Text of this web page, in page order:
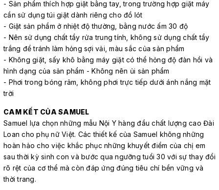
- Sản phẩm thích hợp giặt bằng tay, trong trường hợp giặt máy
cần sử dụng túi giặt dành riêng cho đồ lót
- Giặt sản phẩm ở nhiệt độ thường, bằng nước ấm 30 độ
- Nên sử dụng chất tẩy rửa trung tính, không sử dụng chất tẩy
trắng để tránh làm hỏng sợi vải, màu sắc của sản phẩm
- Không giặt, sấy khô bằng máy giặt có thể hỏng độ đàn hồi và
hình dạng của sản phẩm - Không nên ủi sản phẩm
- Phơi trong bóng râm, không phơi trực tiếp dưới ánh nắng mặt
trời
CAM KẾT CỦA SAMUEL
Samuel lựa chọn những mẫu Nội Y hàng đầu chất lượng cao Đài
Loan cho phụ nữ Việt. Các thiết kế của Samuel không những
hoàn hảo cho việc khắc phục những khuyết điểm của chị em
sau thời kỳ sinh con và bước qua ngưỡng tuổi 30 với sự thay đổi
rõ rệt của cơ thể mà còn đáp ứng đúng tiêu chí bền vững và
thời trang.